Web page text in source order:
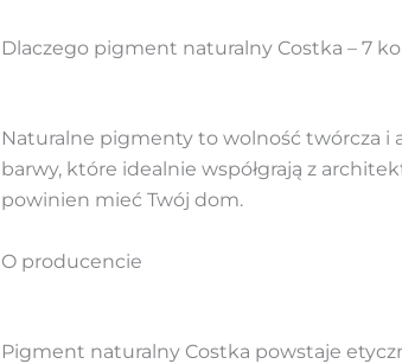
Dlaczego pigment naturalny Costka – 7
Naturalne pigmenty to wolność twórcza i
barwy, które idealnie współgrają z
powinien mieć Twój dom.
O producencie
Pigment naturalny Costka powstaje